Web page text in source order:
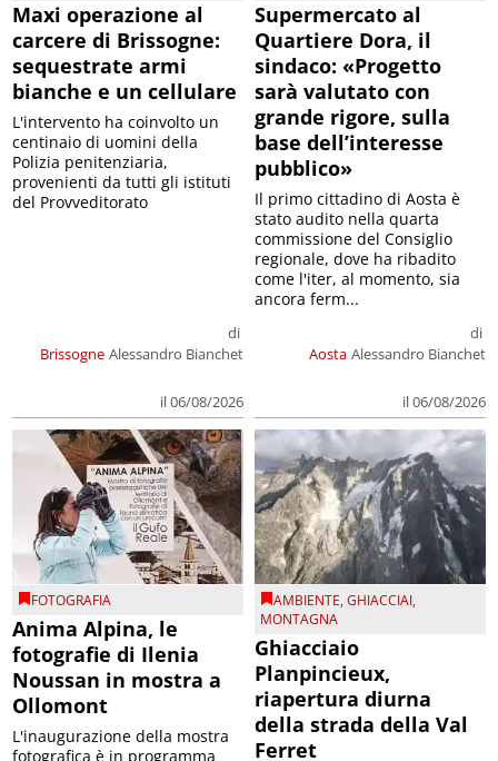
Maxi operazione al
carcere di Brissogne:
sequestrate armi
bianche e un cellulare
Brissogne
di
Alessandro Bianchet
il 06/08/2026
L'intervento ha coinvolto un
centinaio di uomini della
Polizia penitenziaria,
provenienti da tutti gli istituti
del Provveditorato
Supermercato al
Quartiere Dora, il
sindaco: «Progetto
sarà valutato con
grande rigore, sulla
base dell’interesse
pubblico»
Aosta
di
Alessandro Bianchet
il 06/08/2026
Il primo cittadino di Aosta è
stato audito nella quarta
commissione del Consiglio
regionale, dove ha ribadito
come l'iter, al momento, sia
ancora ferm...
FOTOGRAFIA
Anima Alpina, le
fotografie di Ilenia
Noussan in mostra a
Ollomont
L'inaugurazione della mostra
fotografica è in programma
AMBIENTE,GHIACCIAI,
MONTAGNA
Ghiacciaio
Planpincieux,
riapertura diurna
della strada della Val
Ferret